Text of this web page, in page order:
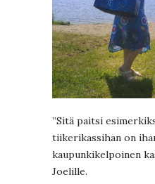
”Sitä paitsi
tiikerikassihan on
kaupunkikelpoinen
Joelille.